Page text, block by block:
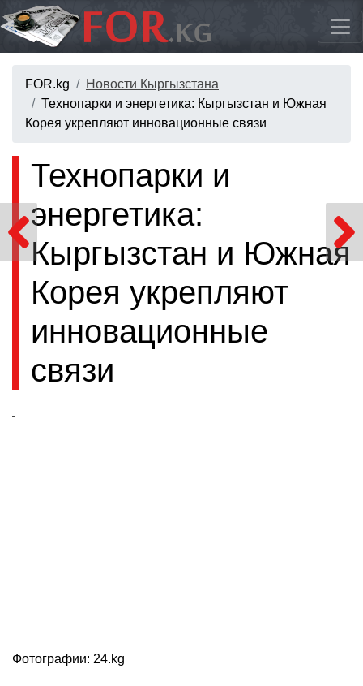
FOR.kg
Новости Кыргызстана
Технопарки и энергетика: Кыргызстан и Южная
Корея укрепляют инновационные связи
Технопарки и
энергетика:
Кыргызстан и Южная
Корея укрепляют
инновационные
связи
Фотографии: 24.kg